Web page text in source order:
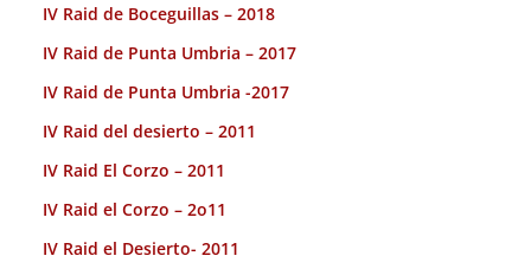
IV Raid de Boceguillas – 2018
IV Raid de Punta Umbria – 2017
IV Raid de Punta Umbria -2017
IV Raid del desierto – 2011
IV Raid El Corzo – 2011
IV Raid el Corzo – 2o11
IV Raid el Desierto- 2011